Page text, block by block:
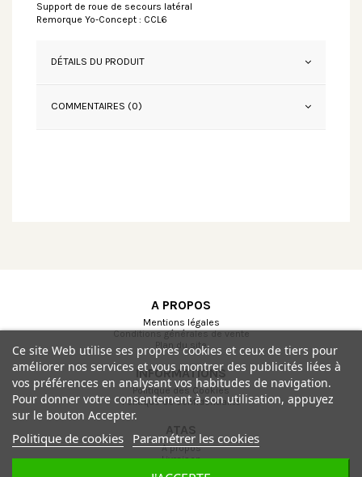
Support de roue de secours latéral
Remorque Yo-Concept : CCL6
DÉTAILS DU PRODUIT
COMMENTAIRES (0)
A PROPOS
Mentions légales
Conditions générales de vente
Plan du site
INFORMATIONS
Politique des Cookies
Politique de confidentialité
ATAS
A propos
Livraison
Ce site Web utilise ses propres cookies et ceux de tiers pour
améliorer nos services et vous montrer des publicités liées à
vos préférences en analysant vos habitudes de navigation.
Pour donner votre consentement à son utilisation, appuyez
sur le bouton Accepter.
Politique de cookies Paramétrer les cookies